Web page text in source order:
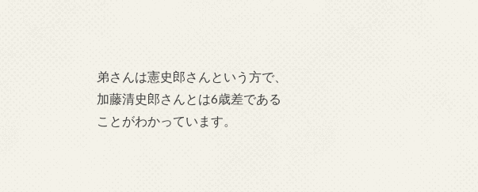
弟さんは憲史郎さんという方で、
加藤清史郎さんとは6歳差である
ことがわかっています。